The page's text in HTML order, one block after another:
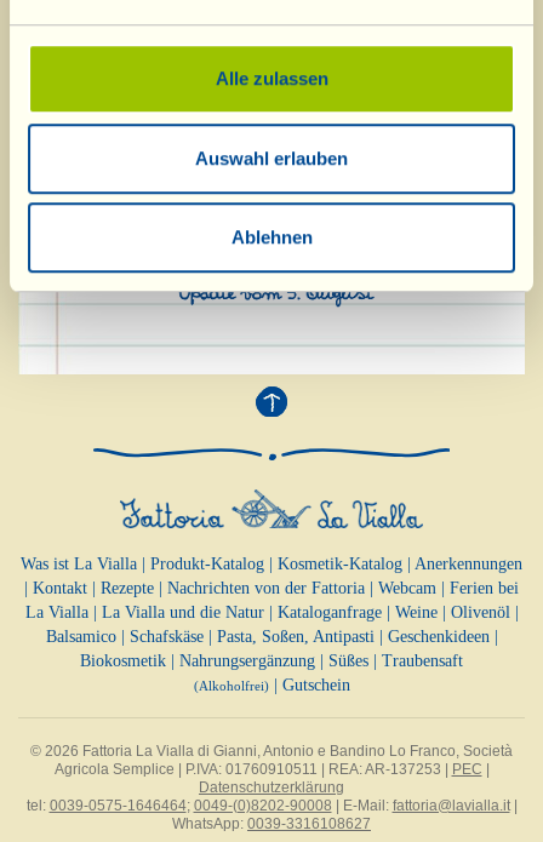
Alle zulassen
Auswahl erlauben
Ablehnen
Was ist La Vialla Produkt-Katalog Kosmetik-Katalog
Anerkennungen
Kontakt Rezepte Nachrichten von der Fattoria Webcam
Ferien bei
La Vialla| La Vialla und die Natur| Kataloganfrage| Weine| Olivenöl|
Balsamico| Schafskäse| Pasta, Soßen, Antipasti| Geschenkideen|
Biokosmetik
Nahrungsergänzung Süßes Traubensaft
(Alkoholfrei)| Gutschein
© 2026 Fattoria La Vialla di Gianni, Antonio e Bandino Lo Franco, Società
Agricola Semplice | P.IVA: 01760910511 | REA: AR-137253 |
PEC
Datenschutzerklärung
tel: 0039-0575-1646464; 0049-(0)8202-90008 | E-Mail: fattoria@lavialla.it|
WhatsApp: 0039-3316108627